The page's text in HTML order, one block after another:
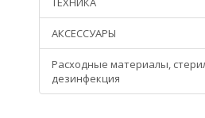
АКСЕССУАРЫ
Расходные материалы,
дезинфекция